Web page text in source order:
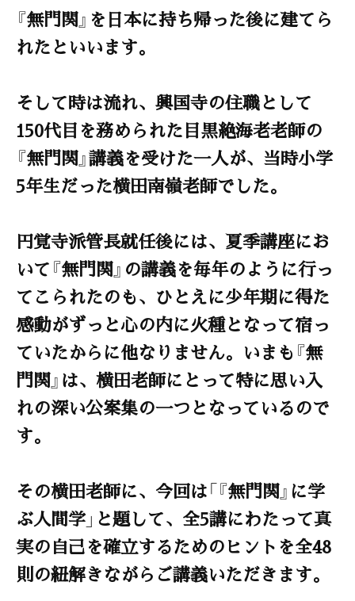
『無門関』を日本に持ち帰った後に建てら
れたといいます。
そして時は流れ、興国寺の住職として
150代目を務められた目黒絶海老老師の
『無門関』講義を受けた一人が、当時小学
5年生だった横田南嶺老師でした。
円覚寺派管長就任後には、夏季講座にお
いて『無門関』の講義を毎年のように行っ
てこられたのも、ひとえに少年期に得た
感動がずっと心の内に火種となって宿っ
ていたからに他なりません。いまも『無
門関』は、横田老師にとって特に思い入
れの深い公案集の一つとなっているので
す。
その横田老師に、今回は「『無門関』に学
ぶ人間学」と題して、全5講にわたって真
実の自己を確立するためのヒントを全48
則の紐解きながらご講義いただきます。